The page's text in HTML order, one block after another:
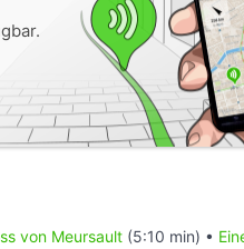
von Meursault (5:10 min) •